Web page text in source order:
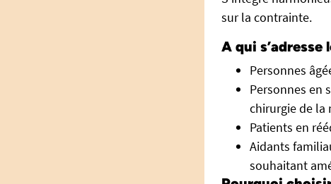
sur la contrainte.
A qui s’adresse
Personnes
Personnes en
chirurgie de la
Patients en
Aidants
souhaitant